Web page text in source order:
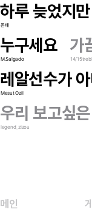
하루 늦었지
온태
누구세요
M.Salgado
가
14/
레알선수가
Mesut Ozil
우리 보고싶
legend_zizou
메인